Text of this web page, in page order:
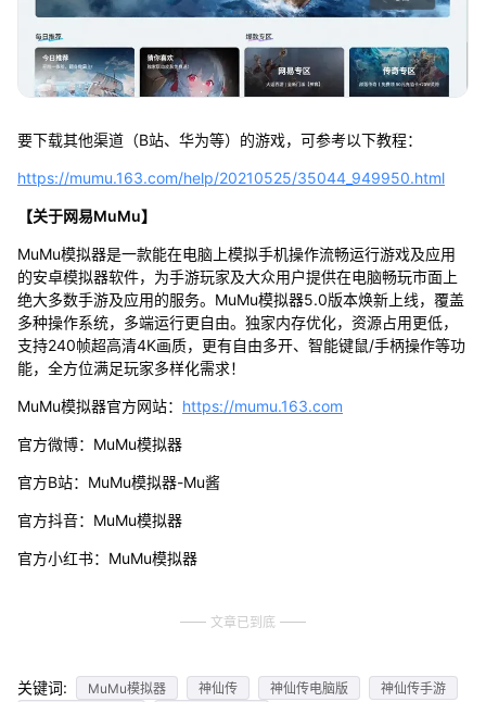
要下载其他渠道（B站、华为等）的游戏，可参考以下教程：
https://mumu.163.com/help/20210525/35044_949950.html
【关于网易MuMu】
MuMu模拟器是一款能在电脑上模拟手机操作流畅运行游戏及应用
的安卓模拟器软件，为手游玩家及大众用户提供在电脑畅玩市面上
绝大多数手游及应用的服务。MuMu模拟器5.0版本焕新上线，覆盖
多种操作系统，多端运行更自由。独家内存优化，资源占用更低，
支持240帧超高清4K画质，更有自由多开、智能键鼠/手柄操作等功
能，全方位满足玩家多样化需求！
MuMu模拟器官方网站： https://mumu.163.com
官方微博：MuMu模拟器
官方B站：MuMu模拟器-Mu酱
官方抖音：MuMu模拟器
官方小红书：MuMu模拟器
文章已到底
关键词: MuMu模拟器 神仙传 神仙传电脑版
神仙传手游